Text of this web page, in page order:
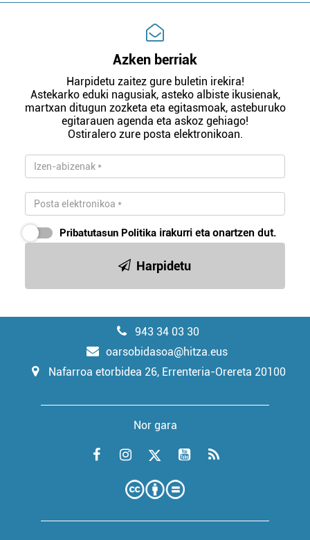
Azken berriak
Harpidetu zaitez gure buletin irekira!
Astekarko eduki nagusiak, asteko albiste ikusienak,
martxan ditugun zozketa eta egitasmoak, asteburuko
egitarauen agenda eta askoz gehiago!
Ostiralero zure posta elektronikoan.
Pribatutasun Politika irakurri eta onartzen dut.
Harpidetu
943 34 03 30
oarsobidasoa@hitza.eus
Nafarroa etorbidea 26, Errenteria-Orereta 20100
Nor gara